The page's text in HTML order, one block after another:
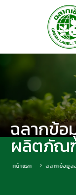
ฉลากข้
ผลิตภัณ
หน้าแรก ฉลากข้อมู